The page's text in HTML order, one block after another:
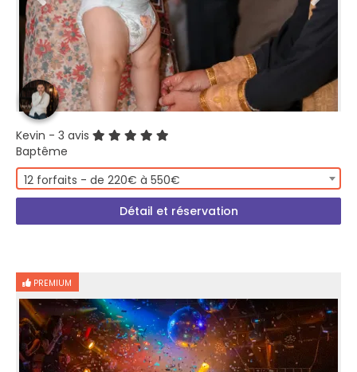
Kevin - 3 avis
Baptême
12 forfaits - de 220€ à 550€
Détail et réservation
PREMIUM